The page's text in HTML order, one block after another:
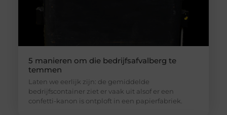
5 manieren om die bedrijfsafvalberg te
temmen
Laten we eerlijk zijn: de gemiddelde
bedrijfscontainer ziet er vaak uit alsof er een
confetti-kanon is ontploft in een papierfabriek.